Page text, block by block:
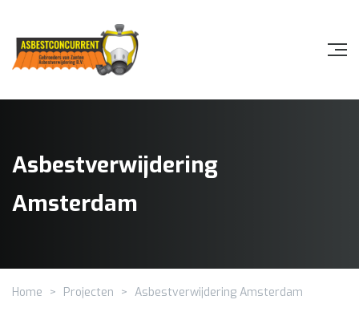
Asbestverwijdering
Amsterdam
Home > Projecten > Asbestverwijdering Amsterdam